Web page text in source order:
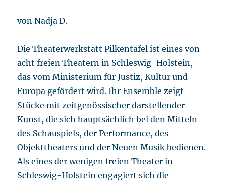
von Nadja D.
Die Theaterwerkstatt Pilkentafel ist eines von
acht freien Theatern in Schleswig-Holstein,
das vom Ministerium für Justiz, Kultur und
Europa gefördert wird. Ihr Ensemble zeigt
Stücke mit zeitgenössischer darstellender
Kunst, die sich hauptsächlich bei den Mitteln
des Schauspiels, der Performance, des
Objekttheaters und der Neuen Musik bedienen.
Als eines der wenigen freien Theater in
Schleswig-Holstein engagiert sich die